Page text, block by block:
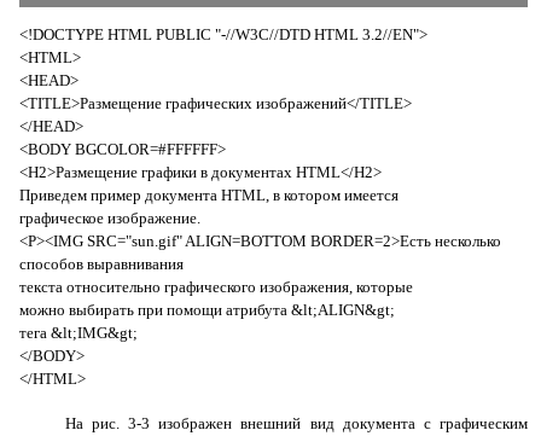
<!DOCTYPE HTML PUBLIC "-//W3C//DTD HTML 3.2//EN">
<HTML>
<HEAD>
<TITLE>Размещение графических изображений</TITLE>
</HEAD>
<BODY BGCOLOR=#FFFFFF>
<H2>Размещение графики в документах HTML</H2>
Приведем пример документа HTML, в котором имеется
графическое изображение.
<P><IMG SRC="sun.gif" ALIGN=BOTTOM BORDER=2>Есть несколько
способов выравнивания
текста относительно графического изображения, которые
можно выбирать при помощи атрибута &lt;ALIGN&gt;
тега &lt;IMG&gt;
</BODY>
</HTML>
На рис. 3-3 изображен внешний вид документа с графическим